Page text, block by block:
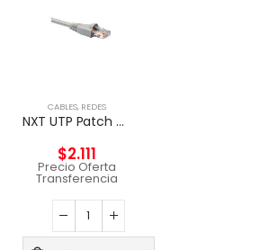
CABLES, REDES
NXT UTP Patch Cord Cat5e 2m CM – GRIS
$2.111
Precio Oferta
Transferencia